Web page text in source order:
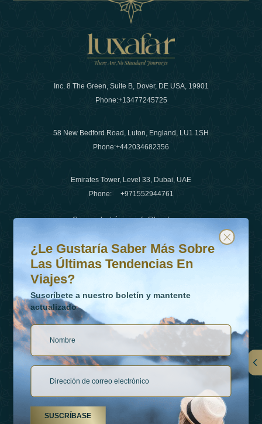
Inc. 8 The Green, Suite B, Dover, DE USA, 19901
Phone:+13477245725
58 New Bedford Road, Luton, England, LU1 1SH
Phone:+442034682356
Emirates Tower, Level 33, Dubai, UAE
Phone: +971552944761
Correo electrónico:info@luxafar.com
Número de WhatsApp
+442034682356
+971552944761
Vínculos
¿Le gustaría saber más sobre las últimas tendencias en
Suscríbete a nuestro boletín y mantente actualizado
¿Le Gustaría Saber Más Sobre
Las Últimas Tendencias En
Viajes?
Suscríbete a nuestro boletín y mantente
actualizado
SUSCRÍBASE